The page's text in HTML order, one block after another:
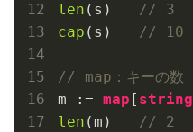
len (s) // 3
cap (s) // 10
// map：キーの数
m := map [ string
len (m) // 2